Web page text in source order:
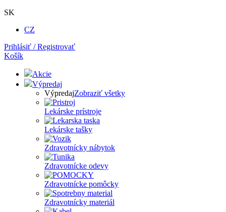
SK
CZ
Prihlásiť / Registrovať
Košík
Akcie
Výpredaj
VýpredajZobraziť všetky
Lekárske prístroje
Lekárske tašky
Zdravotnícky nábytok
Zdravotnícke odevy
Zdravotnícke pomôcky
Zdravotnícky materiál